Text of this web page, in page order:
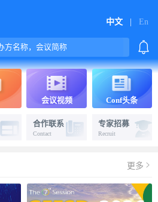
中文 | En
会议视频 Conf头条
合作联系
Contact
专家招募
Recruit
更多